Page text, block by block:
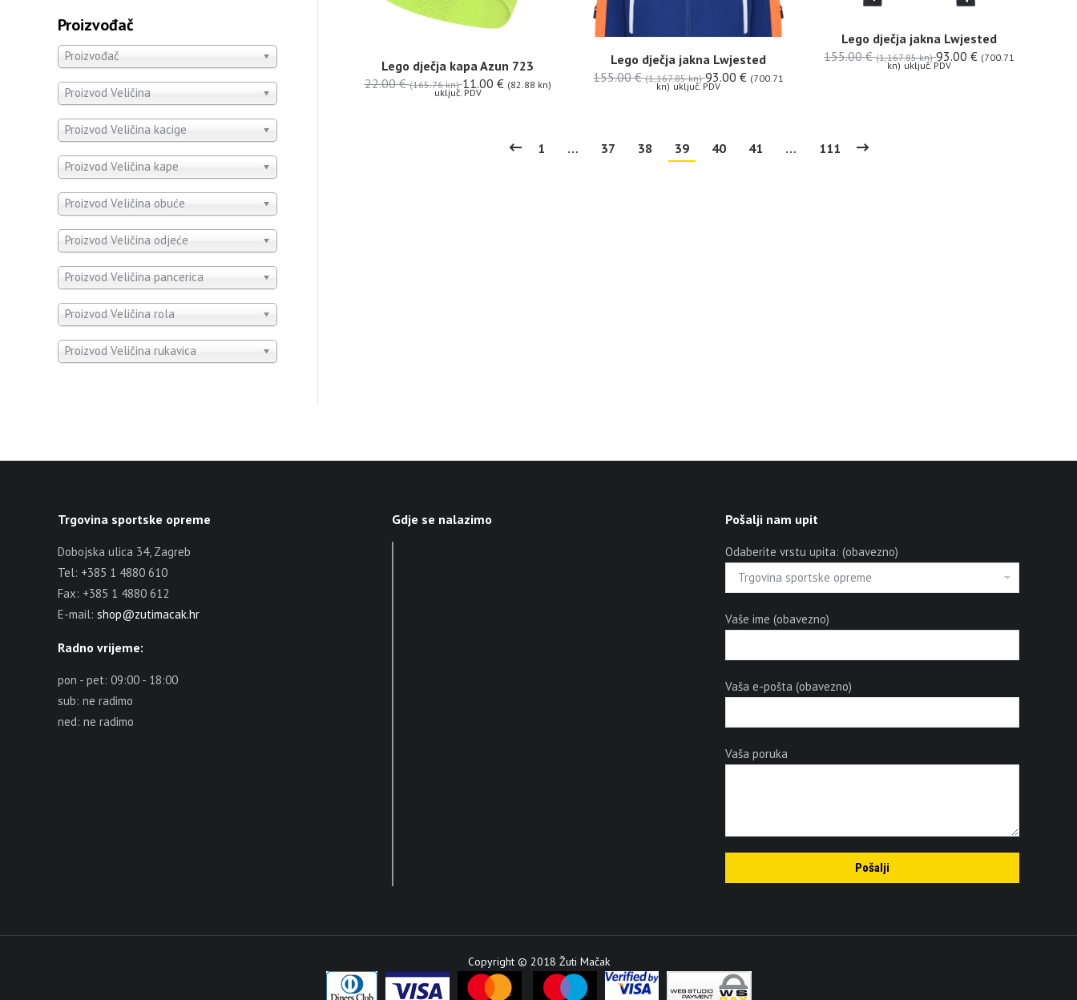
Lego dječja jakna Lwjested
155.00€ (1,167.85 kn) 93.00 € (700.71
kn) uključ. PDV
Lego dječja jakna Lwjested
155.00€ (1,167.85 kn) 93.00 € (700.71
kn) uključ. PDV
Lego dječja kapa Azun 723
22.00€ (165.76 kn) 11.00 € (82.88 kn)
uključ. PDV
1 … 37 38 39 40 41 … 111
Proizvođač
Proizvođač
Proizvod Veličina
Proizvod Veličina kacige
Proizvod Veličina kape
Proizvod Veličina obuće
Proizvod Veličina odjeće
Proizvod Veličina pancerica
Proizvod Veličina rola
Proizvod Veličina rukavica
Trgovina sportske opreme
Dobojska ulica 34, Zagreb
Tel: +385 1 4880 610
Fax: +385 1 4880 612
E-mail: shop@zutimacak.hr
Radno vrijeme:
pon - pet: 09:00 - 18:00
sub: ne radimo
ned: ne radimo
Gdje se nalazimo Pošalji nam upit
Odaberite vrstu upita: (obavezno)
Vaše ime (obavezno)
Vaša e-pošta (obavezno)
Vaša poruka
Copyright © 2018 Žuti Mačak